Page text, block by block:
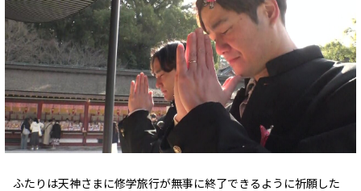
ふたりは天神さまに修学旅行が無事に終了できるように祈願した